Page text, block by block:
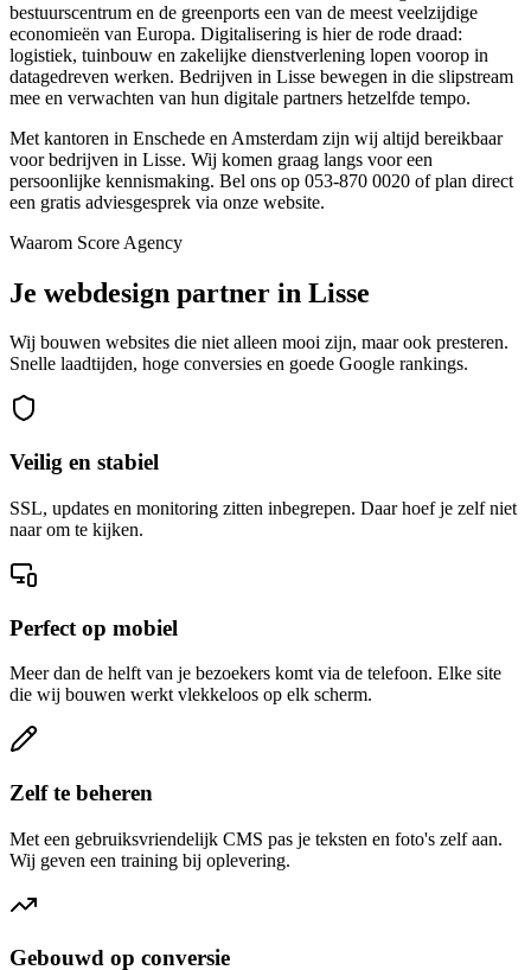
bestuurscentrum en de greenports een van de meest veelzijdige
economieën van Europa. Digitalisering is hier de rode draad:
logistiek, tuinbouw en zakelijke dienstverlening lopen voorop in
datagedreven werken. Bedrijven in Lisse bewegen in die slipstream
mee en verwachten van hun digitale partners hetzelfde tempo.
Met kantoren in Enschede en Amsterdam zijn wij altijd bereikbaar
voor bedrijven in Lisse. Wij komen graag langs voor een
persoonlijke kennismaking. Bel ons op 053-870 0020 of plan direct
een gratis adviesgesprek via onze website.
Waarom Score Agency
Je webdesign partner in Lisse
Wij bouwen websites die niet alleen mooi zijn, maar ook presteren.
Snelle laadtijden, hoge conversies en goede Google rankings.
Veilig en stabiel
SSL, updates en monitoring zitten inbegrepen. Daar hoef je zelf niet
naar om te kijken.
Perfect op mobiel
Meer dan de helft van je bezoekers komt via de telefoon. Elke site
die wij bouwen werkt vlekkeloos op elk scherm.
Zelf te beheren
Met een gebruiksvriendelijk CMS pas je teksten en foto's zelf aan.
Wij geven een training bij oplevering.
Gebouwd op conversie